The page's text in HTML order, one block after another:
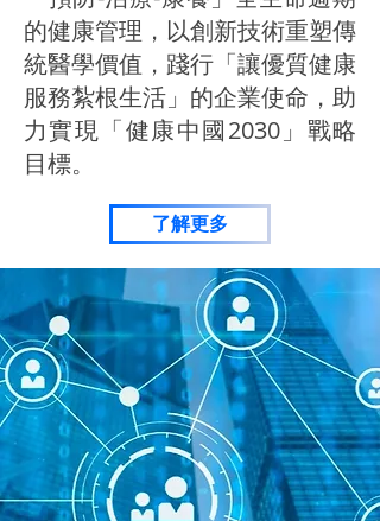
的健康管理，以創新技術重塑傳
統醫學價值，踐行「讓優質健康
服務紮根生活」的企業使命，助
力實現「健康中國2030」戰略
目標。
了解更多